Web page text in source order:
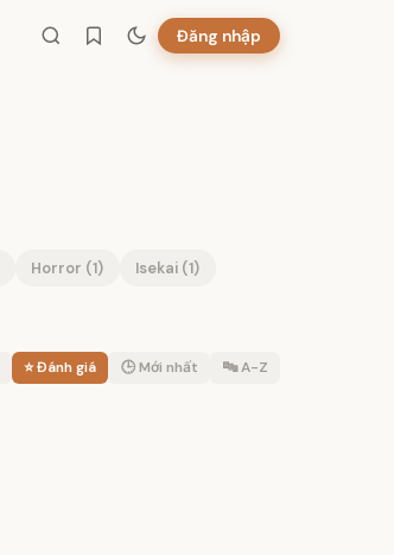
Đăng nhập
Horror (1)
Isekai (1)
⭐ Đánh giá 🕒 Mới nhất 🔤 A-Z